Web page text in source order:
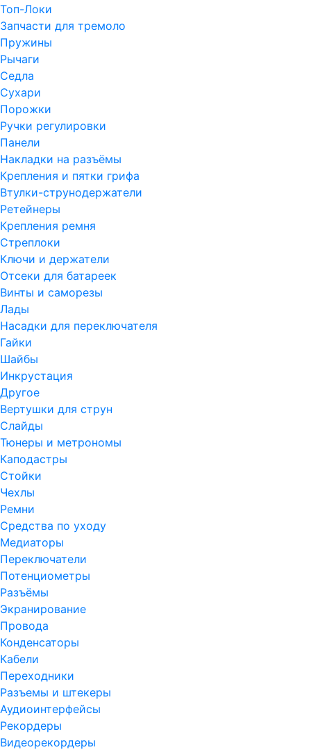
Топ-Локи
Запчасти для тремоло
Пружины
Рычаги
Седла
Сухари
Порожки
Ручки регулировки
Панели
Накладки на разъёмы
Крепления и пятки грифа
Втулки-струнодержатели
Ретейнеры
Крепления ремня
Стреплоки
Ключи и держатели
Отсеки для батареек
Винты и саморезы
Лады
Насадки для переключателя
Гайки
Шайбы
Инкрустация
Другое
Вертушки для струн
Слайды
Тюнеры и метрономы
Каподастры
Стойки
Чехлы
Ремни
Средства по уходу
Медиаторы
Переключатели
Потенциометры
Разъёмы
Экранирование
Провода
Конденсаторы
Кабели
Переходники
Разъемы и штекеры
Аудиоинтерфейсы
Рекордеры
Видеорекордеры